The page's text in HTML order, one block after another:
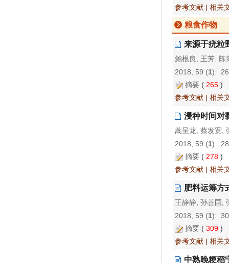
参考文献 | 相关
粮食作物
来源于疣粒
鲍根良, 王芳, 陈
2018, 59 (1):
摘要 ( 265 )
参考文献 | 相关
浸种时间对
蒿呈龙, 蔡发宽,
2018, 59 (1):
摘要 ( 278 )
参考文献 | 相关
肥料运筹方
王静静, 孙善国,
2018, 59 (1):
摘要 ( 309 )
参考文献 | 相关
中熟晚粳稻